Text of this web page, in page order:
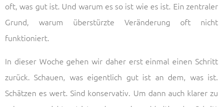
oft, was gut ist. Und warum es so ist wie es ist. Ein zentraler
Grund, warum überstürzte Veränderung oft nicht
funktioniert.
In dieser Woche gehen wir daher erst einmal einen Schritt
zurück. Schauen, was eigentlich gut ist an dem, was ist.
Schätzen es wert. Sind konservativ. Um dann auch klarer zu